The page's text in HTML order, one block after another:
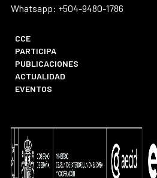
Whatsapp: +504-9480-1786
CCE
PARTICIPA
PUBLICACIONES
ACTUALIDAD
EVENTOS